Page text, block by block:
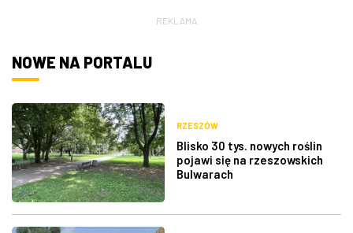
REKLAMA
NOWE NA PORTALU
RZESZÓW
Blisko 30 tys. nowych roślin
pojawi się na rzeszowskich
Bulwarach